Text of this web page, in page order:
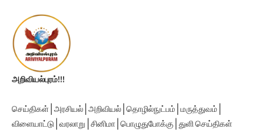
அறிவியல்புரம்!!!
செய்திகள் | அரசியல் | அறிவியல் | தொழில்நுட்பம் | மருத்துவம் |
விளையாட்டு | வரலாறு | சினிமா | பொழுதுபோக்கு | துளி செய்திகள்